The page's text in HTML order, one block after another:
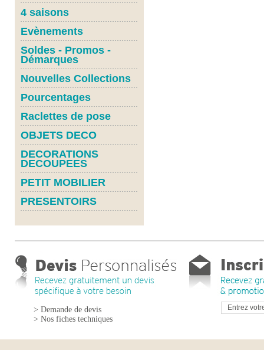
4 saisons
Evènements
Soldes - Promos -
Démarques
Nouvelles Collections
Pourcentages
Raclettes de pose
OBJETS DECO
DECORATIONS
DECOUPEES
PETIT MOBILIER
PRESENTOIRS
> Demande de devis
> Nos fiches techniques